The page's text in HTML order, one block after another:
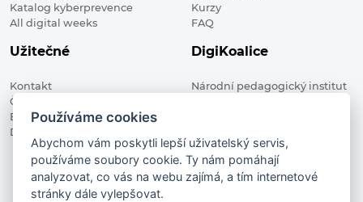
Katalog kyberprevence
All digital weeks
Kurzy
FAQ
Užitečné
Kontakt
Členské organizace
Blog
Digitalizace ve vzdělávání
DigiKoalice
Národní pedagogický institut
DigiKoalice 2021. All rights reserved
Vstup do administrace
Používáme cookies
Abychom vám poskytli lepší uživatelský servis,
používáme soubory cookie. Ty nám pomáhají
analyzovat, co vás na webu zajímá, a tím internetové
stránky dále vylepšovat.